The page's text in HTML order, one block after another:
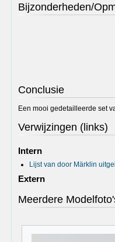
Bijzonderheden/
Conclusie
Een mooi gedetailleerde set
Verwijzingen (links)
Intern
Lijst van door Märklin
Extern
Meerdere